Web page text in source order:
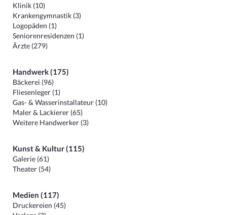
Klinik (10)
Krankengymnastik (3)
Logopäden (1)
Seniorenresidenzen (1)
Ärzte (279)
Handwerk (175)
Bäckerei (96)
Fliesenleger (1)
Gas- & Wasserinstallateur (10)
Maler & Lackierer (65)
Weitere Handwerker (3)
Kunst & Kultur (115)
Galerie (61)
Theater (54)
Medien (117)
Druckereien (45)